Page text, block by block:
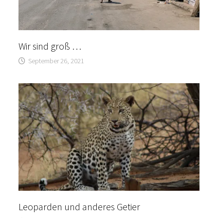
Wir sind groß …
September 26, 2021
Leoparden und anderes Getier